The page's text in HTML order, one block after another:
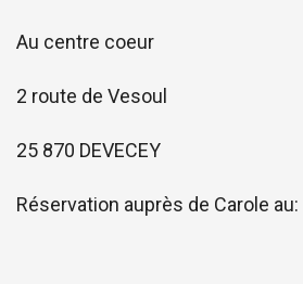
Au centre coeur
2 route de Vesoul
25 870 DEVECEY
Réservation auprès de Carole au: